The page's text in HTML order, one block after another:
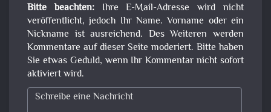
Bitte beachten:Ihre E-Mail-Adresse wird nicht
veröffentlicht, jedoch Ihr Name. Vorname oder ein
Nickname ist ausreichend. Des Weiteren werden
Kommentare auf dieser Seite moderiert. Bitte haben
Sie etwas Geduld, wenn Ihr Kommentar nicht sofort
aktiviert wird.